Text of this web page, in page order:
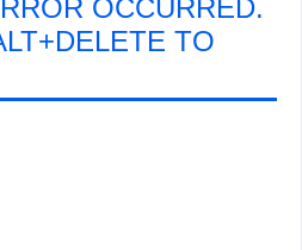
OCCURRED.
TO